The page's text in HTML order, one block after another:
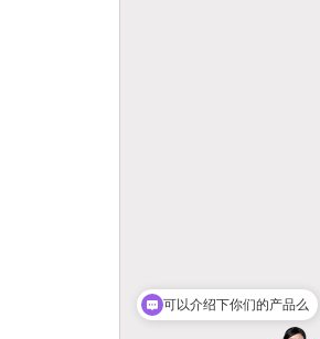
你们是怎么收费的呢